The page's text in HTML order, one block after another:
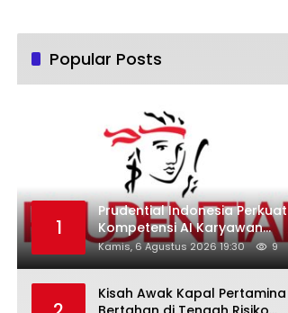
Popular Posts
1
Prudential Indonesia Perkuat
Kompetensi AI Karyawan
Lewat AI Week
Kamis, 6 Agustus 2026 19:30 9
Kisah Awak Kapal Pertamina